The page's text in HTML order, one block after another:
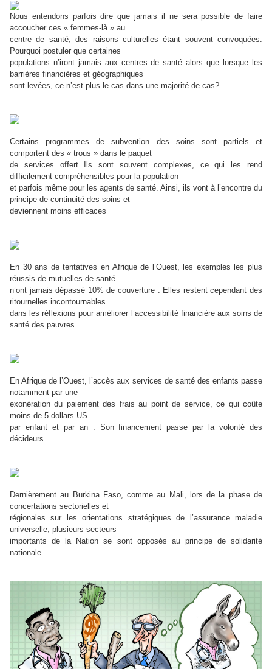
Nous entendons parfois dire que jamais il ne sera possible de faire
accoucher ces « femmes-là » au
centre de santé, des raisons culturelles étant souvent convoquées.
Pourquoi postuler que certaines
populations n’iront jamais aux centres de santé alors que lorsque les
barrières financières et géographiques
sont levées, ce n’est plus le cas dans une majorité de cas?
Certains programmes de subvention des soins sont partiels et
comportent des « trous » dans le paquet
de services offert Ils sont souvent complexes, ce qui les rend
difficilement compréhensibles pour la population
et parfois même pour les agents de santé. Ainsi, ils vont à l’encontre du
principe de continuité des soins et
deviennent moins efficaces
En 30 ans de tentatives en Afrique de l’Ouest, les exemples les plus
réussis de mutuelles de santé
n’ont jamais dépassé 10% de couverture . Elles restent cependant des
ritournelles incontournables
dans les réflexions pour améliorer l’accessibilité financière aux soins de
santé des pauvres.
En Afrique de l’Ouest, l’accès aux services de santé des enfants passe
notamment par une
exonération du paiement des frais au point de service, ce qui coûte
moins de 5 dollars US
par enfant et par an . Son financement passe par la volonté des
décideurs
Dernièrement au Burkina Faso, comme au Mali, lors de la phase de
concertations sectorielles et
régionales sur les orientations stratégiques de l’assurance maladie
universelle, plusieurs secteurs
importants de la Nation se sont opposés au principe de solidarité
nationale